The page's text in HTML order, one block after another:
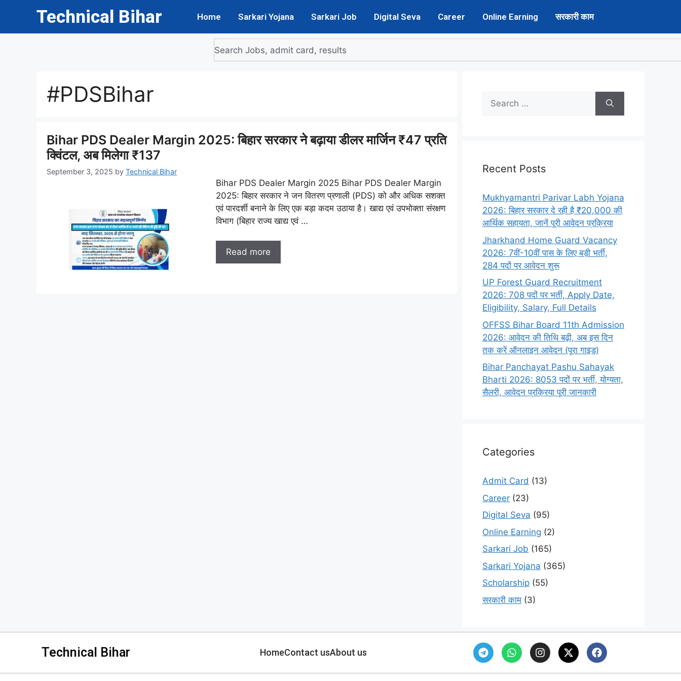
Technical Bihar Home Sarkari Yojana Sarkari Job Digital Seva Career Online Earning सरकारी काम
#PDSBihar
Bihar PDS Dealer Margin 2025: बिहार सरकार ने बढ़ाया डीलर मार्जिन ₹47 प्रति
क्विंटल, अब मिलेगा ₹137
September 3, 2025 by Technical Bihar
Bihar PDS Dealer Margin 2025 Bihar PDS Dealer Margin
2025: बिहार सरकार ने जन वितरण प्रणाली (PDS) को और अधिक सशक्त
एवं पारदर्शी बनाने के लिए एक बड़ा कदम उठाया है। खाद्य एवं उपभोक्ता संरक्षण
विभाग (बिहार राज्य खाद्य एवं …
Read more
Recent Posts
Mukhyamantri Parivar Labh Yojana
2026: बिहार सरकार दे रही है ₹20,000 की
आर्थिक सहायता, जानें पूरी आवेदन प्रक्रिया
Jharkhand Home Guard Vacancy
2026: 7वीं-10वीं पास के लिए बड़ी भर्ती,
284 पदों पर आवेदन शुरू
UP Forest Guard Recruitment
2026: 708 पदों पर भर्ती, Apply Date,
Eligibility, Salary, Full Details
OFFSS Bihar Board 11th Admission
2026: आवेदन की तिथि बढ़ी, अब इस दिन
तक करें ऑनलाइन आवेदन (पूरा गाइड)
Bihar Panchayat Pashu Sahayak
Bharti 2026: 8053 पदों पर भर्ती, योग्यता,
सैलरी, आवेदन प्रक्रिया पूरी जानकारी
Categories
Admit Card (13)
Career (23)
Digital Seva (95)
Online Earning (2)
Sarkari Job (165)
Sarkari Yojana (365)
Scholarship (55)
सरकारी काम (3)
Technical Bihar HomeContact usAbout us